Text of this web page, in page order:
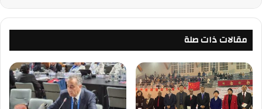
مقالات ذات صلة